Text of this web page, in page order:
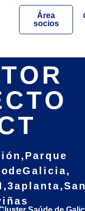
Área
socios
Parque
de Galicia,
3aplanta, San